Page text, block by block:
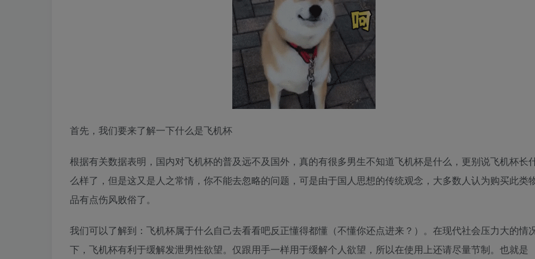
首先，我们要来了解一下什么是飞机杯
根据有关数据表明，国内对飞机杯的普及远不及国外，真的有很多男生不知道飞机杯是什么，更别说飞机杯长
么样了，但是这又是人之常情，你不能去忽略的问题，可是由于国人思想的传统观念，大多数人认为购买此类
品有点伤风败俗了。
我们可以了解到：飞机杯属于什么自己去看看吧反正懂得都懂（不懂你还点进来？）。在现代社会压力大的情
下，飞机杯有利于缓解发泄男性欲望。仅跟用手一样用于缓解个人欲望，所以在使用上还请尽量节制。也就是